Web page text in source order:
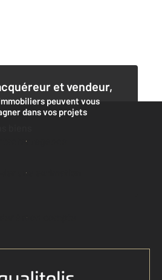
et vendeur,
peuvent vous
dans vos projets
l'agence
une estimation
biens
à mon compte